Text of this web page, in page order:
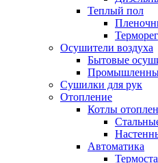
Теплый пол
Осушители воздуха
Бытовые
Сушилки для рук
Отопление
Котлы
Автоматика